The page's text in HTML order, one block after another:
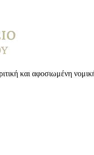
και αφοσιωμένη